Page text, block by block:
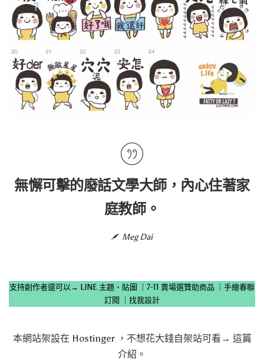
無懈可擊的廢話文學大師，內心住著家
庭教師。
Meg Dai
支持創作者還可以→ LINE 主題、貼圖 7-11 賣場選贊助商品
手繪春聯
訂閱
找我設計
本網站架設在 Hostinger，不想花大錢自架站可看→ 這篇
介紹 。